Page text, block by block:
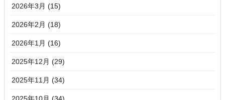
2026年3月 (15)
2026年2月 (18)
2026年1月 (16)
2025年12月 (29)
2025年11月 (34)